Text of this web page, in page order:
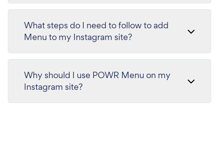
What steps do I need to follow to add
Menu to my Instagram site?
Why should I use POWR Menu on my
Instagram site?